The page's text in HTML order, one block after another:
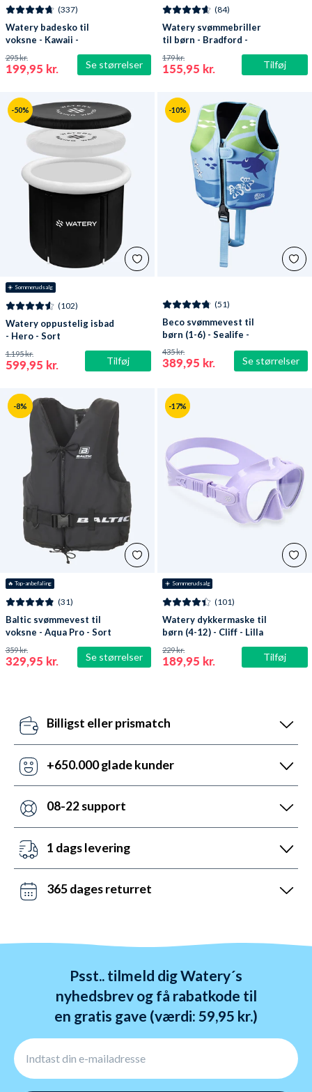
Se størrelser
(337)
Watery badesko til
voksne - Kawaii -
Mørkeblå
199,95 kr.
295 kr.
Tilføj
(84)
Watery svømmebriller
til børn - Bradford -
Blå/hvid
155,95 kr.
179 kr.
-50%
☀️ Sommerudsalg
Tilføj
(102)
Watery oppustelig isbad
- Hero - Sort
599,95 kr.
1.195 kr.
-10%
Se størrelser
(51)
Beco svømmevest til
børn (1-6) - Sealife -
Lyseblå/grøn
389,95 kr.
435 kr.
-8%
🔥 Top-anbefaling
Se størrelser
(31)
Baltic svømmevest til
voksne - Aqua Pro - Sort
329,95 kr.
359 kr.
-17%
☀️ Sommerudsalg
Tilføj
(101)
Watery dykkermaske til
børn (4-12) - Cliff - Lilla
189,95 kr.
229 kr.
Billigst eller prismatch
Vores pris-robotter opdaterer dagligt alle vores
priser ift. konkurrenterne. Misser de, så udnyt vores
+650.000 glade kunder
Med +6 år i markedet, så har vi hjulpet flere end
nogen andre med udstyr til vandsport. Heldigvis kan
08-22 support
Vi er sat i verden for at hjælpe. Derfor er vores
kundeservice åben mandag til fredag fra 08 til 22.
1 dags levering
Det kan du opnå ved bestilling før kl. 22:00 alle ugens
dage - også i weekenden. Vi sender med DAO, Bring
365 dages returret
behandles indenfor 24 timer.
Psst.. tilmeld dig Watery´s
nyhedsbrev og få rabatkode til
en gratis gave (værdi: 59,95 kr.)